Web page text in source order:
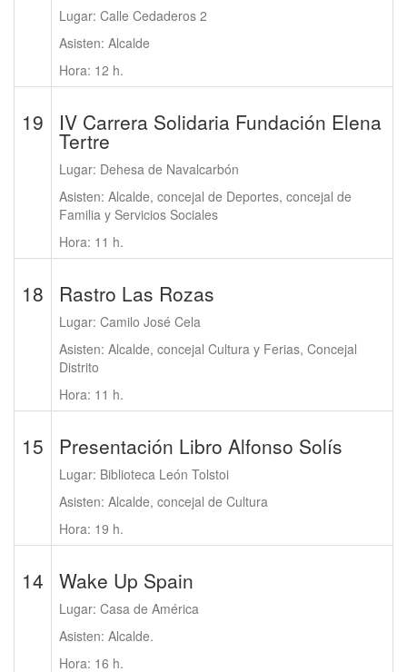
Lugar: Calle Cedaderos 2
Asisten: Alcalde
Hora: 12 h.
19 IV Carrera Solidaria Fundación Elena
Tertre
Lugar: Dehesa de Navalcarbón
Asisten: Alcalde, concejal de Deportes, concejal de
Familia y Servicios Sociales
Hora: 11 h.
18 Rastro Las Rozas
Lugar: Camilo José Cela
Asisten: Alcalde, concejal Cultura y Ferias, Concejal
Distrito
Hora: 11 h.
15 Presentación Libro Alfonso Solís
Lugar: Biblioteca León Tolstoi
Asisten: Alcalde, concejal de Cultura
Hora: 19 h.
14 Wake Up Spain
Lugar: Casa de América
Asisten: Alcalde.
Hora: 16 h.